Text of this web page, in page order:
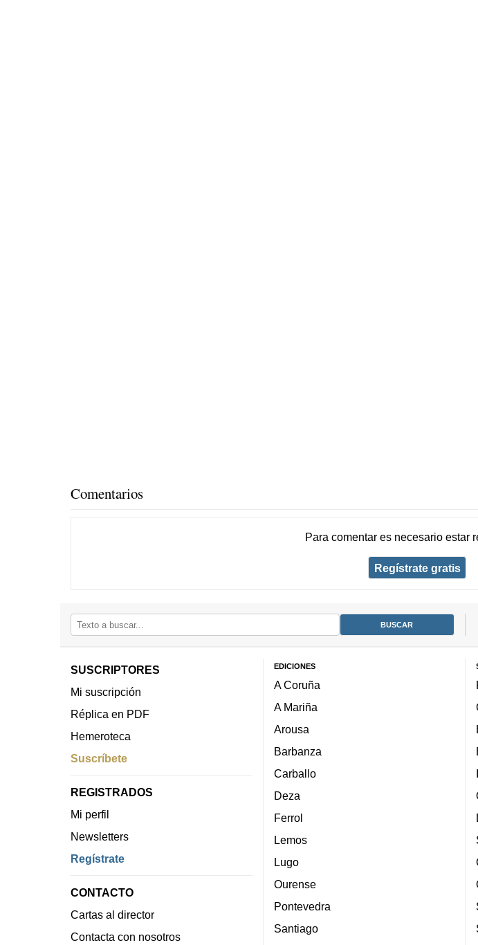
Comentarios
Para comentar es necesario estar
Regístrate gratis
SUSCRIPTORES
Mi suscripción
Réplica en PDF
Hemeroteca
Suscríbete
REGISTRADOS
Mi perfil
Newsletters
Regístrate
CONTACTO
Cartas al director
Contacta con nosotros
EDICIONES
A Coruña
A Mariña
Arousa
Barbanza
Carballo
Deza
Ferrol
Lemos
Lugo
Ourense
Pontevedra
Santiago